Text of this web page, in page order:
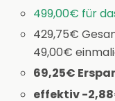
499,00€ für
429,75€
49,00€
69,25€
effektiv -